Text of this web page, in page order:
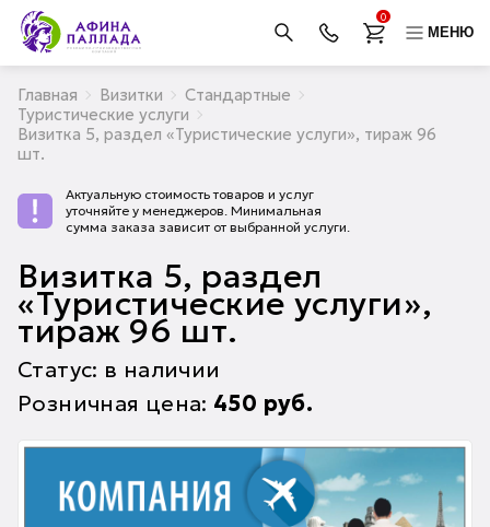
0
МЕНЮ
Главная Визитки
Стандартные
Туристические услуги
Визитка 5, раздел «Туристические услуги», тираж 96
шт.
Актуальную стоимость товаров и услуг
уточняйте у менеджеров. Минимальная
сумма заказа зависит от выбранной услуги.
Визитка 5, раздел
«Туристические услуги»,
тираж 96 шт.
Статус: в наличии
Розничная цена: 450 руб.